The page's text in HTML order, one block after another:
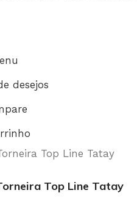
desejos
Top Line Tatay